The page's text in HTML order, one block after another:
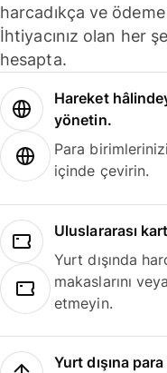
harcadıkça ve
İhtiyacınız olan her
hesapta.
Hareket
yönetin.
Para
içinde çevirin.
Uluslararası kart
Yurt dışında
makaslarını
etmeyin.
Yurt dışına